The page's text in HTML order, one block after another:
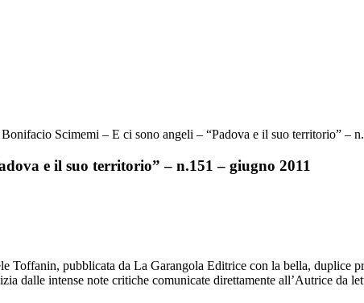
Scimemi – E ci sono angeli – “Padova e il suo territorio” –
e il suo territorio” – n.151 – giugno 2011
Toffanin, pubblicata da La Garangola Editrice con la bella, duplice
dalle intense note critiche comunicate direttamente all’Autrice da